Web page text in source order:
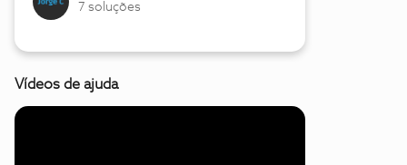
7 soluções
Vídeos de ajuda